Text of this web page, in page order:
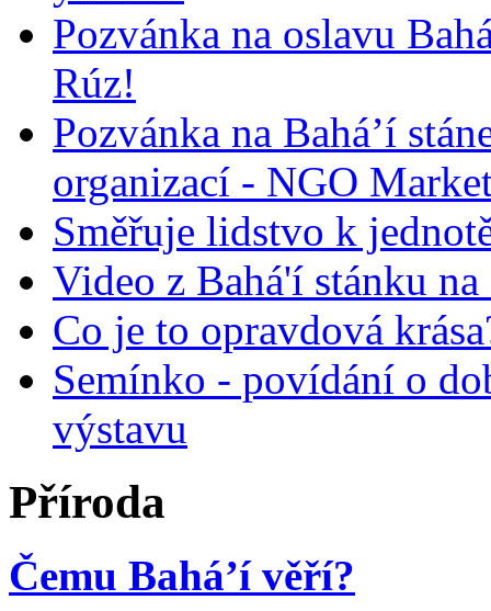
Pozvánka na oslavu
Rúz!
Pozvánka na Bahá’í
organizací - NGO
Směřuje lidstvo k
Video z Bahá'í stánku
Co je to opravdová
Semínko - povídání o
výstavu
Příroda
Čemu Bahá’í věří?